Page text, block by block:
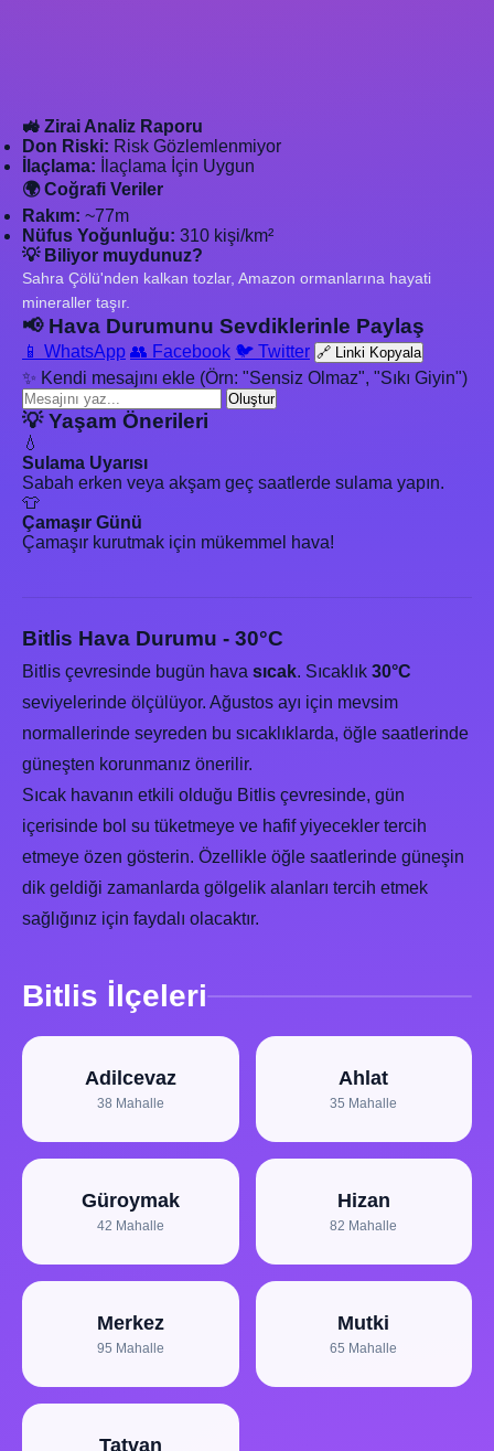
🚜 Zirai Analiz Raporu
Don Riski: Risk Gözlemlenmiyor
İlaçlama: İlaçlama İçin Uygun
🌍 Coğrafi Veriler
Rakım: ~77m
Nüfus Yoğunluğu: 310 kişi/km²
💡 Biliyor muydunuz?
Sahra Çölü'nden kalkan tozlar, Amazon ormanlarına hayati
mineraller taşır.
📢 Hava Durumunu Sevdiklerinle Paylaş
📱 WhatsApp 👥 Facebook 🐦 Twitter 🔗 Linki Kopyala
✨ Kendi mesajını ekle (Örn: "Sensiz Olmaz", "Sıkı Giyin")
Oluştur
💡 Yaşam Önerileri
💧
Sulama Uyarısı
Sabah erken veya akşam geç saatlerde sulama yapın.
👕
Çamaşır Günü
Çamaşır kurutmak için mükemmel hava!
Bitlis Hava Durumu - 30°C
Bitlis çevresinde bugün hava sıcak. Sıcaklık 30°C
seviyelerinde ölçülüyor. Ağustos ayı için mevsim
normallerinde seyreden bu sıcaklıklarda, öğle saatlerinde
güneşten korunmanız önerilir.
Sıcak havanın etkili olduğu Bitlis çevresinde, gün
içerisinde bol su tüketmeye ve hafif yiyecekler tercih
etmeye özen gösterin. Özellikle öğle saatlerinde güneşin
dik geldiği zamanlarda gölgelik alanları tercih etmek
sağlığınız için faydalı olacaktır.
Bitlis İlçeleri
Adilcevaz
38 Mahalle
Ahlat
35 Mahalle
Güroymak
42 Mahalle
Hizan
82 Mahalle
Merkez
95 Mahalle
Mutki
65 Mahalle
Tatvan